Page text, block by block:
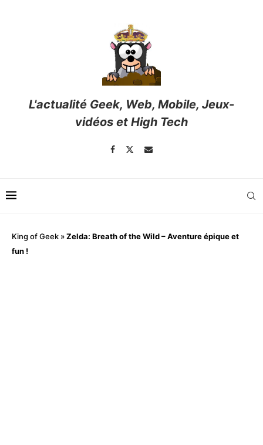
L'actualité Geek, Web, Mobile, Jeux-
vidéos et High Tech
King of Geek »Zelda: Breath of the Wild – Aventure épique et
fun !